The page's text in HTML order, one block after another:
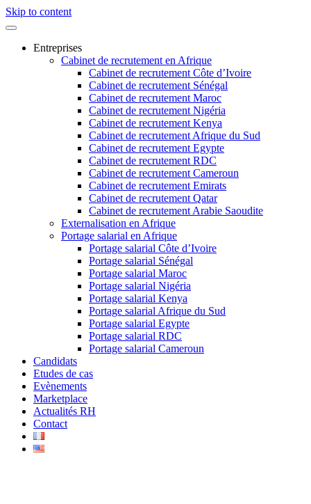
Skip to content
Entreprises
Cabinet de recrutement en Afrique
Cabinet de recrutement Côte d’Ivoire
Cabinet de recrutement Sénégal
Cabinet de recrutement Maroc
Cabinet de recrutement Nigéria
Cabinet de recrutement Kenya
Cabinet de recrutement Afrique du Sud
Cabinet de recrutement Egypte
Cabinet de recrutement RDC
Cabinet de recrutement Cameroun
Cabinet de recrutement Emirats
Cabinet de recrutement Qatar
Cabinet de recrutement Arabie Saoudite
Externalisation en Afrique
Portage salarial en Afrique
Portage salarial Côte d’Ivoire
Portage salarial Sénégal
Portage salarial Maroc
Portage salarial Nigéria
Portage salarial Kenya
Portage salarial Afrique du Sud
Portage salarial Egypte
Portage salarial RDC
Portage salarial Cameroun
Candidats
Etudes de cas
Evènements
Marketplace
Actualités RH
Contact